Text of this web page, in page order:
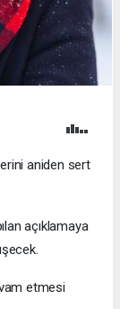
aniden sert
açıklamaya
etmesi